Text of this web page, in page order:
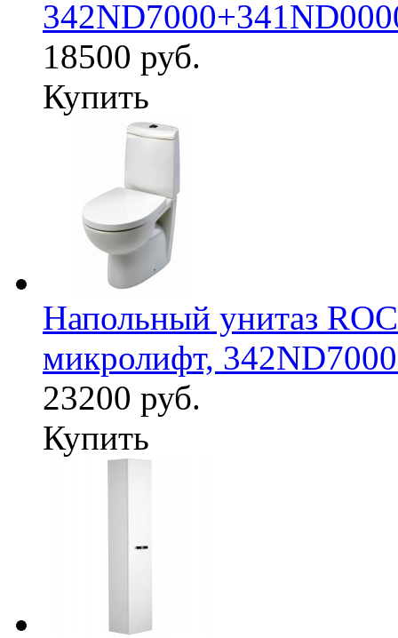
18500 руб.
Купить
Напольный унитаз
микролифт,
23200 руб.
Купить